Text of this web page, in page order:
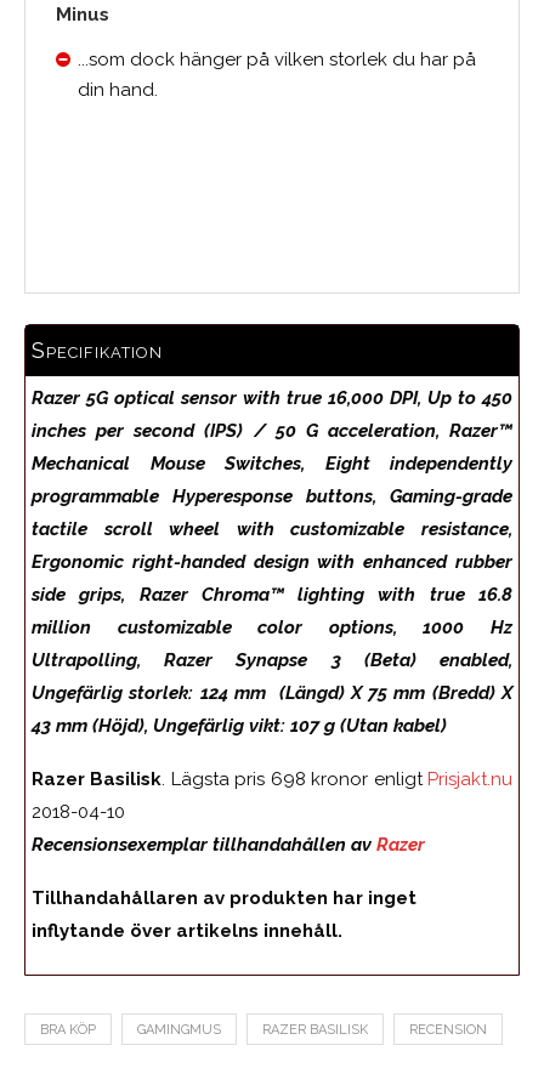
Minus
...som dock hänger på vilken storlek du har på
din hand.
Specifikation
Razer 5G optical sensor with true 16,000 DPI, Up to 450
inches per second (IPS) / 50 G acceleration, Razer™
Mechanical Mouse Switches, Eight independently
programmable Hyperesponse buttons, Gaming-grade
tactile scroll wheel with customizable resistance,
Ergonomic right-handed design with enhanced rubber
side grips, Razer Chroma™ lighting with true 16.8
million customizable color options, 1000 Hz
Ultrapolling, Razer Synapse 3 (Beta) enabled,
Ungefärlig storlek: 124 mm (Längd) X 75 mm (Bredd) X
43 mm (Höjd), Ungefärlig vikt: 107 g (Utan kabel)
Razer Basilisk. Lägsta pris 698 kronor enligt Prisjakt.nu
2018-04-10
Recensionsexemplar tillhandahållen av Razer
Tillhandahållaren av produkten har inget
inflytande över artikelns innehåll.
BRA KÖP GAMINGMUS RAZER BASILISK RECENSION